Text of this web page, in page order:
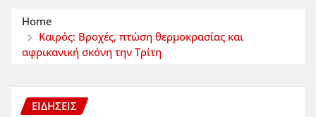
Home
Καιρός: Βροχές, πτώση θερμοκρασίας και
αφρικανική σκόνη την Τρίτη
ΕΙΔΗΣΕΙΣ